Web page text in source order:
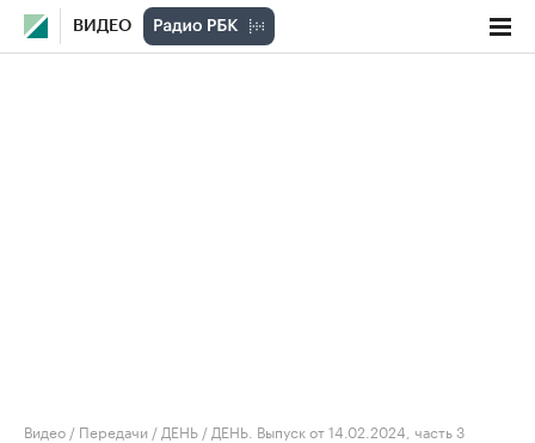
ВИДЕО
Видео / Передачи / ДЕНЬ / ДЕНЬ. Выпуск от 14.02.2024, часть 3